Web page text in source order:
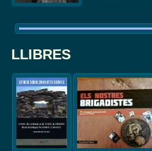
LLIBRES